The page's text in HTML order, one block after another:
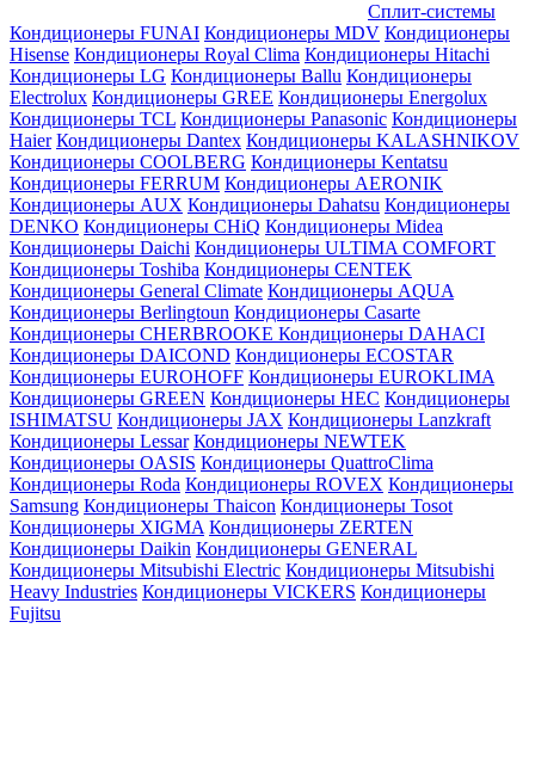
Сплит-системы
Кондиционеры FUNAI Кондиционеры MDV Кондиционеры
Hisense Кондиционеры Royal Clima Кондиционеры Hitachi
Кондиционеры LG Кондиционеры Ballu Кондиционеры
Electrolux Кондиционеры GREE Кондиционеры Energolux
Кондиционеры TCL Кондиционеры Panasonic Кондиционеры
Haier Кондиционеры Dantex Кондиционеры KALASHNIKOV
Кондиционеры СOOLBERG Кондиционеры Kentatsu
Кондиционеры FERRUM Кондиционеры AERONIK
Кондиционеры AUX Кондиционеры Dahatsu Кондиционеры
DENKO Кондиционеры CHiQ Кондиционеры Midea
Кондиционеры Daichi Кондиционеры ULTIMA COMFORT
Кондиционеры Toshiba Кондиционеры CENTEK
Кондиционеры General Climate Кондиционеры AQUA
Кондиционеры Berlingtoun Кондиционеры Casarte
Кондиционеры CHERBROOKE Кондиционеры DAHACI
Кондиционеры DAICOND Кондиционеры ECOSTAR
Кондиционеры EUROHOFF Кондиционеры EUROKLIMA
Кондиционеры GREEN Кондиционеры HEC Кондиционеры
ISHIMATSU Кондиционеры JAX Кондиционеры Lanzkraft
Кондиционеры Lessar Кондиционеры NEWTEK
Кондиционеры OASIS Кондиционеры QuattroClima
Кондиционеры Roda Кондиционеры ROVEX Кондиционеры
Samsung Кондиционеры Thaicon Кондиционеры Tosot
Кондиционеры XIGMA Кондиционеры ZERTEN
Кондиционеры Daikin Кондиционеры GENERAL
Кондиционеры Mitsubishi Electric Кондиционеры Mitsubishi
Heavy Industries Кондиционеры VICKERS Кондиционеры
Fujitsu